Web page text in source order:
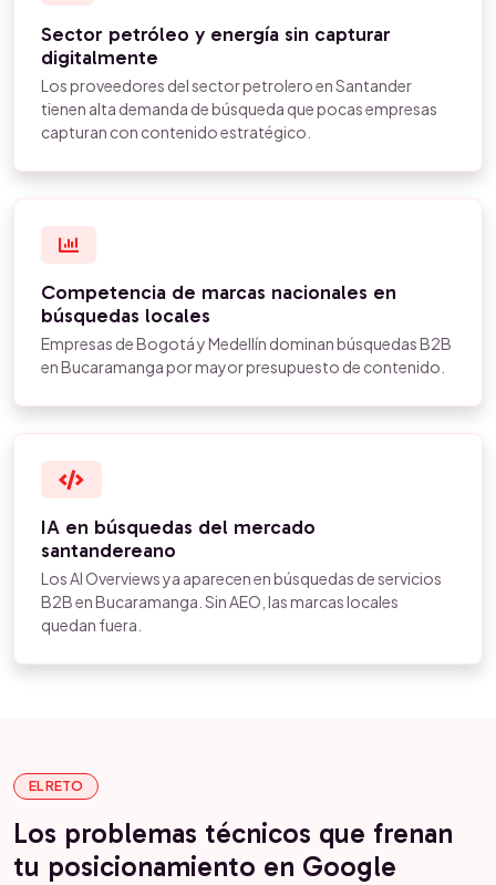
Sector petróleo y energía sin capturar
digitalmente
Los proveedores del sector petrolero en Santander
tienen alta demanda de búsqueda que pocas empresas
capturan con contenido estratégico.
Competencia de marcas nacionales en
búsquedas locales
Empresas de Bogotá y Medellín dominan búsquedas B2B
en Bucaramanga por mayor presupuesto de contenido.
IA en búsquedas del mercado
santandereano
Los AI Overviews ya aparecen en búsquedas de servicios
B2B en Bucaramanga. Sin AEO, las marcas locales
quedan fuera.
EL RETO
Los problemas técnicos que frenan
tu posicionamiento en Google